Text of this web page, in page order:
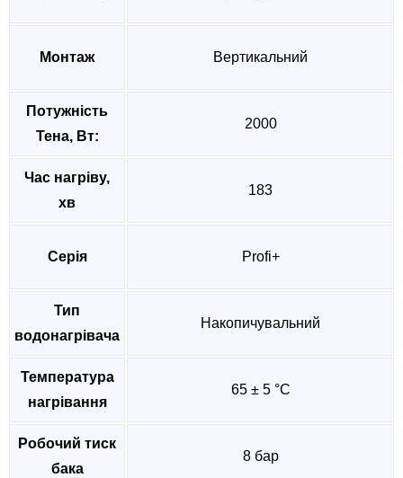
Монтаж Вертикальний
Потужність
Тена, Вт:
2000
Час нагріву,
хв
183
Серія Profi+
Тип
водонагрівача
Накопичувальний
Температура
нагрівання
65 ± 5 °C
Робочий тиск
бака
8 бар